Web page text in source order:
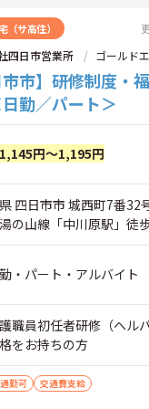
りと整っています。働き方の
が原則として公休となるほ
間も5時間から7時間程度と
スタッフの比率が90パーセ
な勤務変更が発生しにくく
問予定表に沿って規則正し
現場スタッフによるお一人お
のOJT研修が実施されます。e
ており、多職種と連携しなが
ていける環境が用意されてい
し、ｅラーニングを用いた学
が24時間常駐しており、急
療処置は看護師が担当するた
スタッフの比率が1対1で相
修や実務者研修からでも着
す
（サ高住）
四日市営業所 ゴールド
市市】研修制度・
勤／パート＞
1,145円～1,195円
四日市市 城西町7番32
の山線「中川原駅」徒
・パート・アルバイト
職員初任者研修（ヘル
をお持ちの方
勤可 交通費支給